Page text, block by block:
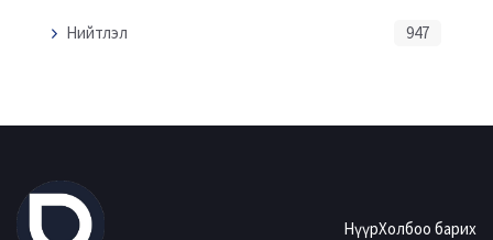
Нийтлэл 947
НүүрХолбоо барих